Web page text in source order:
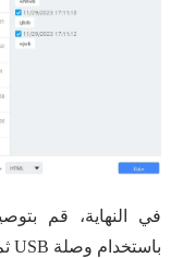
في النهاية، قم
باستخدام وصلة USB ثم انقر "استعادة".